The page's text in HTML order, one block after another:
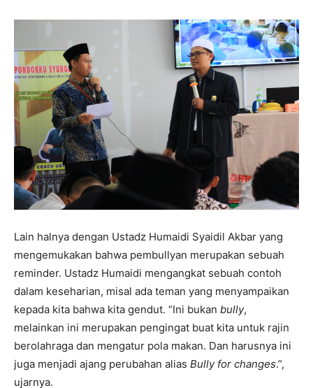
Lain halnya dengan Ustadz Humaidi Syaidil Akbar yang
mengemukakan bahwa pembullyan merupakan sebuah
reminder. Ustadz Humaidi mengangkat sebuah contoh
dalam keseharian, misal ada teman yang menyampaikan
kepada kita bahwa kita gendut. “Ini bukan bully,
melainkan ini merupakan pengingat buat kita untuk rajin
berolahraga dan mengatur pola makan. Dan harusnya ini
juga menjadi ajang perubahan alias Bully for changes.”,
ujarnya.